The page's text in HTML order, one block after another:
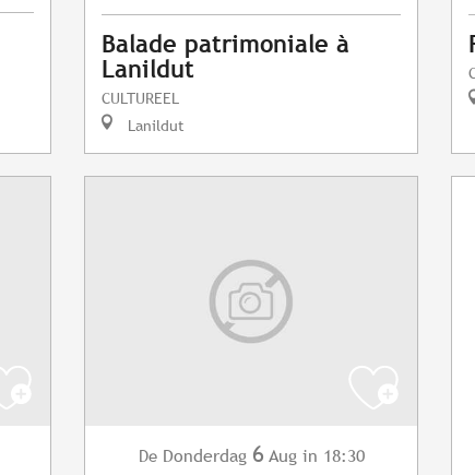
Balade patrimoniale à
Lanildut
CULTUREEL
Lanildut
De Donderdag 6 Aug in 18:30